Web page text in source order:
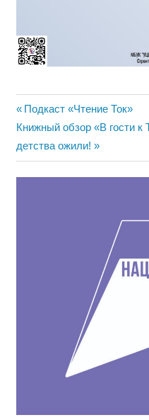
Навигация
по
записям
Предыдущая
запись:
Подкаст «Чтение Ток»
Следующая
запись:
Книжный обзор «В гости
детства ожили!